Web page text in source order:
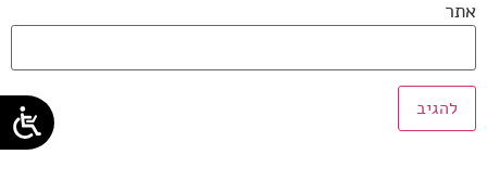
אתר